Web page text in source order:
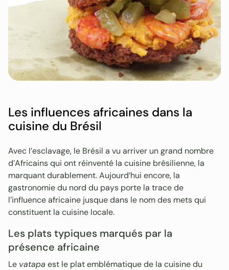
Les influences africaines dans la
cuisine du Brésil
Avec l’esclavage, le Brésil a vu arriver un grand nombre
d’Africains qui ont réinventé la cuisine brésilienne, la
marquant durablement. Aujourd’hui encore, la
gastronomie du nord du pays porte la trace de
l’influence africaine jusque dans le nom des mets qui
constituent la cuisine locale.
Les plats typiques marqués par la
présence africaine
Le vatapa est le plat emblématique de la cuisine du